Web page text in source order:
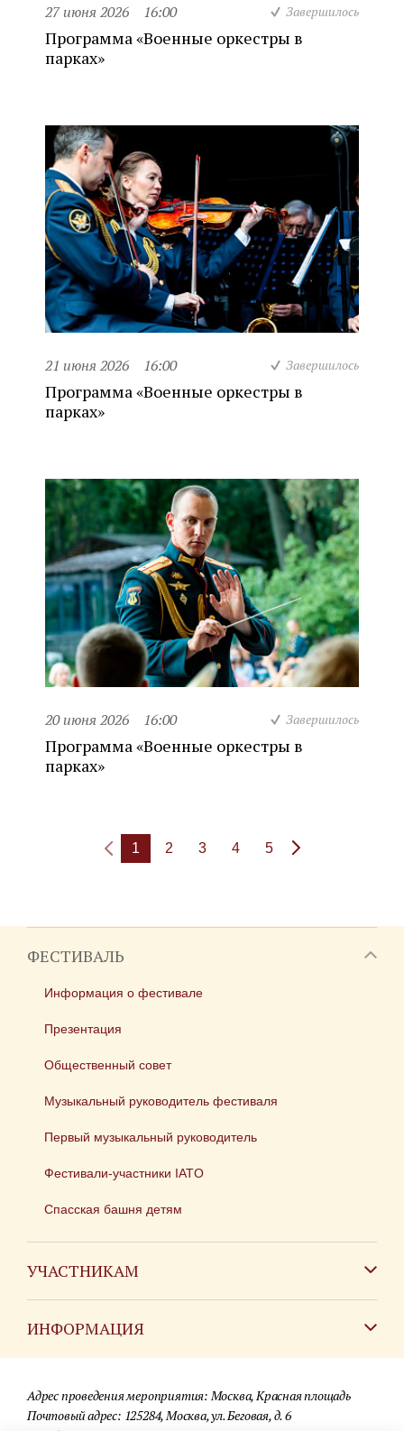
27 июня 2026 16:00 Завершилось
Программа «Военные оркестры в
парках»
21 июня 2026 16:00 Завершилось
Программа «Военные оркестры в
парках»
20 июня 2026 16:00 Завершилось
Программа «Военные оркестры в
парках»
1 2 3 4 5
ФЕСТИВАЛЬ
Информация о фестивале
Презентация
Общественный совет
Музыкальный руководитель фестиваля
Первый музыкальный руководитель
Фестивали-участники IATO
Спасская башня детям
УЧАСТНИКАМ
ИНФОРМАЦИЯ
Для СМИ
Адрес проведения мероприятия: Москва, Красная площадь
Почтовый адрес: 125284, Москва, ул. Беговая, д. 6